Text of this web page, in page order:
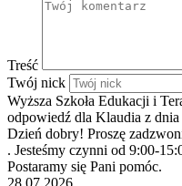
Treść
Twój nick
Wyższa Szkoła Edukacji i
odpowiedź dla Klaudia z
Dzień dobry! Proszę
. Jesteśmy czynni od 9:00-
Postaramy się Pani pomóc.
28.07.2026